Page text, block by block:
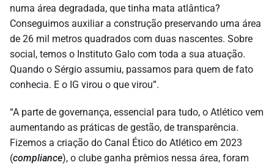
numa área degradada, que tinha mata atlântica?
Conseguimos auxiliar a construção preservando uma área
de 26 mil metros quadrados com duas nascentes. Sobre
social, temos o Instituto Galo com toda a sua atuação.
Quando o Sérgio assumiu, passamos para quem de fato
conhecia. E o IG virou o que virou”.
“A parte de governança, essencial para tudo, o Atlético vem
aumentando as práticas de gestão, de transparência.
Fizemos a criação do Canal Ético do Atlético em 2023
(compliance), o clube ganha prêmios nessa área, foram